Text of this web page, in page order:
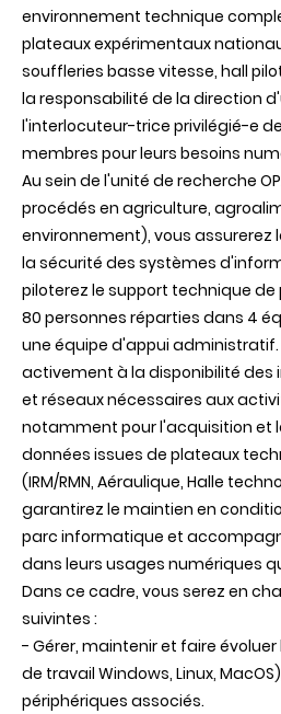
environnement technique
plateaux expérimentaux
souffleries basse vitesse, hall
la responsabilité de la direction
l'interlocuteur-trice privilégié-e
membres pour leurs besoins
Au sein de l'unité de recherche
procédés en agriculture,
environnement), vous assurerez
la sécurité des systèmes
piloterez le support technique de
80 personnes réparties dans 4
une équipe d'appui
activement à la disponibilité des
et réseaux nécessaires aux
notamment pour l'acquisition et
données issues de plateaux
(IRM/RMN, Aéraulique, Halle
garantirez le maintien en
parc informatique et
dans leurs usages numériques
Dans ce cadre, vous serez en
suivintes :
- Gérer, maintenir et faire
de travail Windows, Linux,
périphériques associés.